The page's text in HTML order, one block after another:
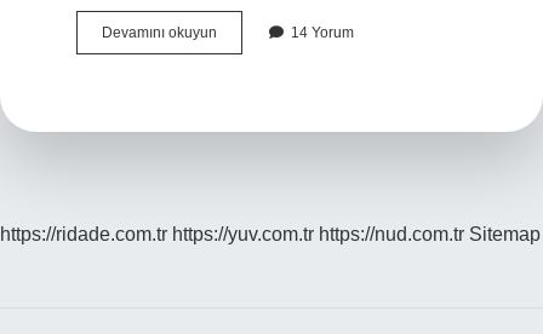
Devamını okuyun
Fırtınası
14 Yorum
https://ridade.com.tr https://yuv.com.tr https://nud.com.tr Sitemap